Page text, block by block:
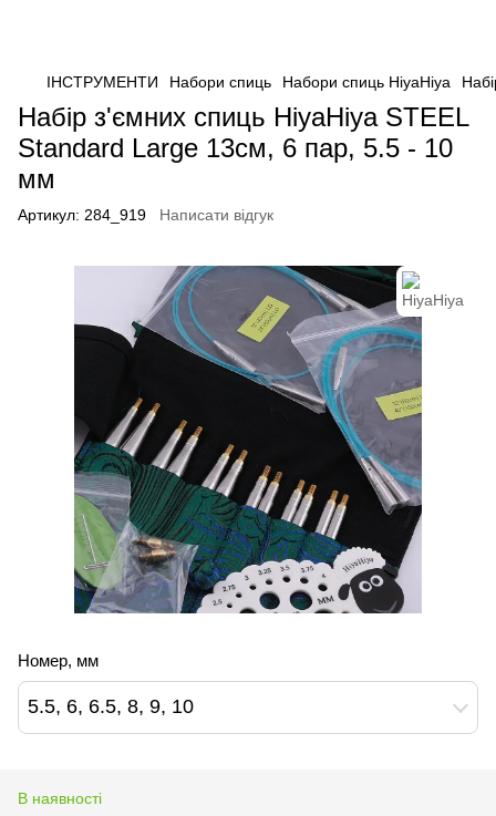
ІНСТРУМЕНТИ Набори спиць Набори спиць HiyaHiya
Набір з'ємних спиць HiyaHiya STEEL
Standard Large 13см, 6 пар, 5.5 - 10
мм
Артикул: 284_919 Написати відгук
Номер, мм
5.5, 6, 6.5, 8, 9, 10
В наявності